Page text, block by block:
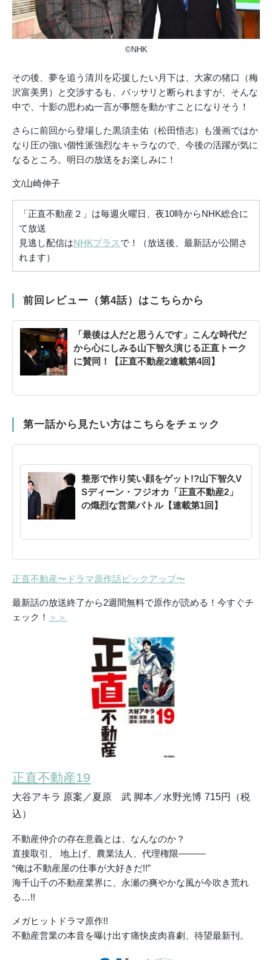
©NHK
その後、夢を追う清川を応援したい月下は、大家の猪口（梅
沢富美男）と交渉するも、バッサリと断られますが、そんな
中で、十影の思わぬ一言が事態を動かすことになりそう！
さらに前回から登場した黒須圭佑（松田悟志）も漫画ではか
なり圧の強い個性派強烈なキャラなので、今後の活躍が気に
なるところ。明日の放送をお楽しみに！
文/山崎伸子
「正直不動産２」は毎週火曜日、夜10時からNHK総合に
て放送
見逃し配信はNHKプラスで！（放送後、最新話が公開さ
れます）
前回レビュー（第4話）はこちらから
「最後は人だと思うんです」こんな時代だ
から心にしみる山下智久演じる正直トーク
に賛同！【正直不動産2連載第4回】
第一話から見たい方はこちらをチェック
整形で作り笑い顔をゲット!?山下智久V
Sディーン・フジオカ「正直不動産2」
の熾烈な営業バトル【連載第1回】
正直不動産〜ドラマ原作話ピックアップ〜
最新話の放送終了から2週間無料で原作が読める！今すぐチ
ェック！ ＞＞
正直不動産19
大谷アキラ 原案／夏原 武 脚本／水野光博 715円（税
込）
不動産仲介の存在意義とは、なんなのか？
直接取引、 地上げ、農業法人、代理権限―――
“俺は不動産屋の仕事が大好きだ!!”
海千山千の不動産業界に、永瀬の爽やかな風が今吹き荒れ
る…!!
メガヒットドラマ原作!!
不動産営業の本音を曝け出す痛快皮肉喜劇、待望最新刊。